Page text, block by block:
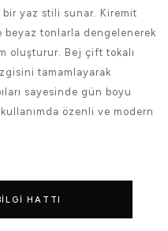
yaz stili sunar. Kiremit
tonlarla dengelenerek
oluşturur. Bej çift tokalı
tamamlayarak
sayesinde gün boyu
özenli ve modern
HATTI